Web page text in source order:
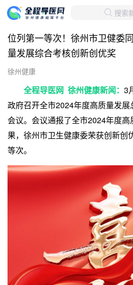
 搜索
位列第一等次！徐州市卫健委
量发展综合考核创新创优奖
徐州健康
全程导医网 徐州健康新闻： 3
政府召开全市2024年度高质量发
会议。会议通报了全市2024年度
果，徐州市卫生健康委荣获创新创
等次。